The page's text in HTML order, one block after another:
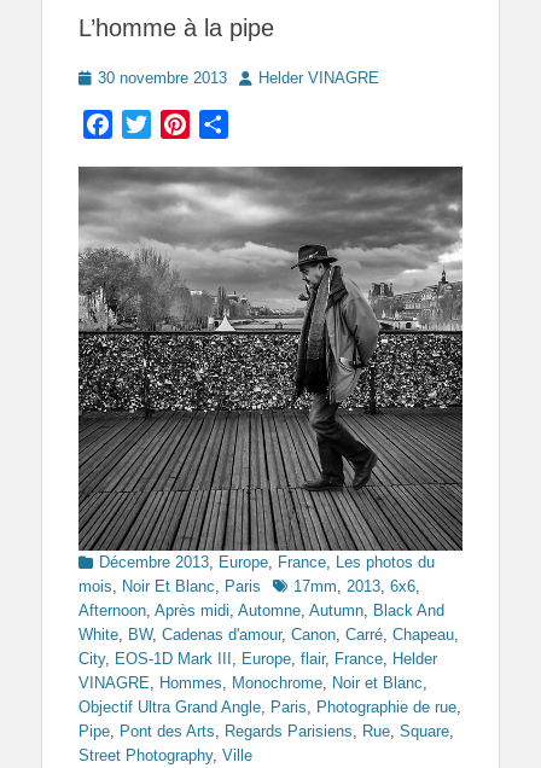
L’homme à la pipe
Posted
30 novembre 2013 AuthorHelder VINAGRE
Facebook
TwitterPinterest
Categories
Décembre 2013, Europe, France, Les photos du
mois, Noir Et Blanc, Paris Tags17mm, 2013, 6x6,
Afternoon, Après midi, Automne, Autumn, Black And
White, BW, Cadenas d'amour, Canon, Carré, Chapeau,
City, EOS-1D Mark III , Europe, flair, France, Helder
VINAGRE, Hommes, Monochrome, Noir et Blanc,
Objectif Ultra Grand Angle, Paris, Photographie de rue,
Pipe, Pont des Arts, Regards Parisiens, Rue, Square,
Street Photography, Ville